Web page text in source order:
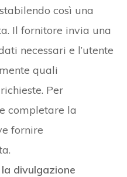
così una
Il fornitore invia una
necessari e l’utente
quali
Per
completare la
fornire
divulgazione